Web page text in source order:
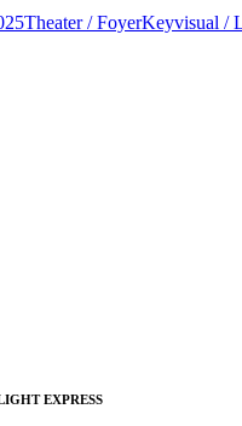
Theater / FoyerKeyvisual /
EXPRESS